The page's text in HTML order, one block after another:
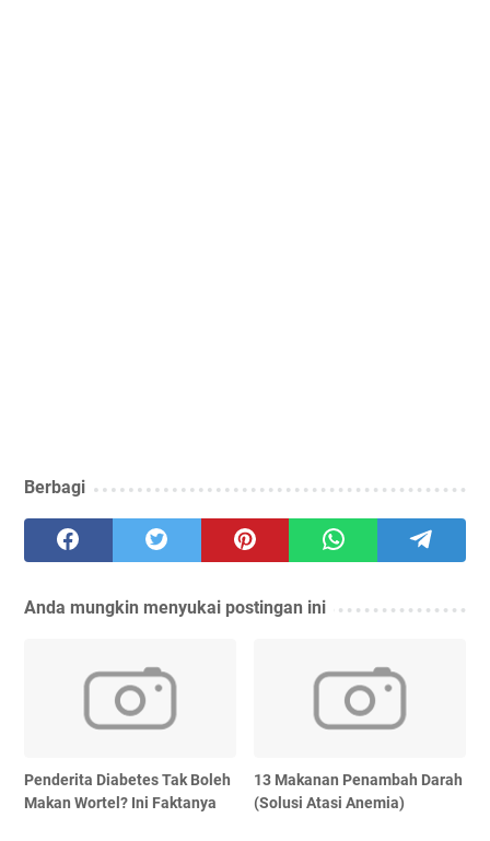
Berbagi
Anda mungkin menyukai postingan ini
Penderita Diabetes Tak Boleh
Makan Wortel? Ini Faktanya
13 Makanan Penambah Darah
(Solusi Atasi Anemia)